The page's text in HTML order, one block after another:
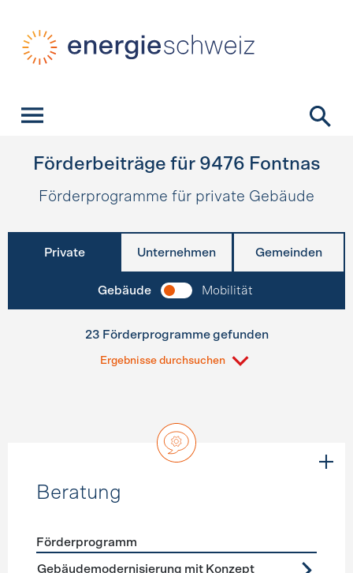
Förderbeiträge für 9476 Fontnas
Förderprogramme für private Gebäude
Private Unternehmen Gemeinden
Gebäude Mobilität
23 Förderprogramme gefunden
Ergebnisse durchsuchen
Beratung
Förderprogramme Beratung
Förderprogramm
Gebäudemodernisierung mit Konzept